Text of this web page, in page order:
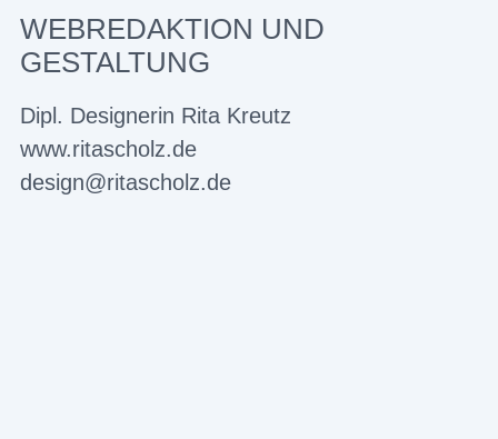
WEBREDAKTION UND
GESTALTUNG
Dipl. Designerin Rita Kreutz
www.ritascholz.de
design@ritascholz.de